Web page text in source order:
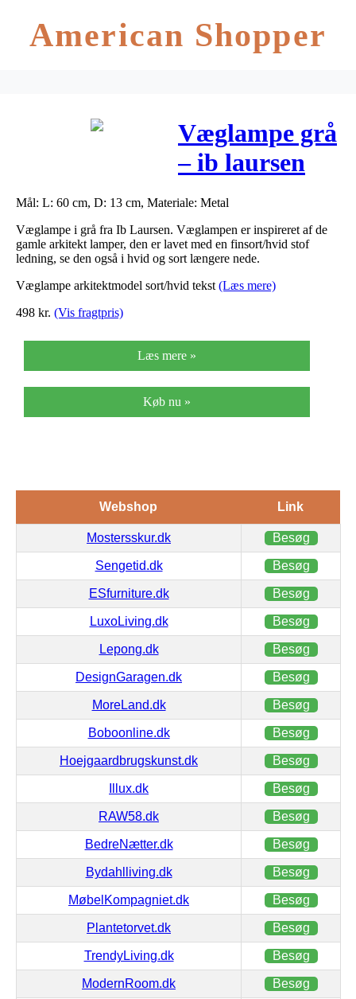
American Shopper
Væglampe grå
– ib laursen
arkitektmodel
Mål: L: 60 cm, D: 13 cm, Materiale: Metal
Væglampe i grå fra Ib Laursen. Væglampen er inspireret af de
gamle arkitekt lamper, den er lavet med en finsort/hvid stof
ledning, se den også i hvid og sort længere nede.
Væglampe arkitektmodel sort/hvid tekst (Læs mere)
498 kr. (Vis fragtpris)
Læs mere »
Køb nu »
Webshop Link
Mostersskur.dk Besøg
Sengetid.dk Besøg
ESfurniture.dk Besøg
LuxoLiving.dk Besøg
Lepong.dk Besøg
DesignGaragen.dk Besøg
MoreLand.dk Besøg
Boboonline.dk Besøg
Hoejgaardbrugskunst.dk Besøg
Illux.dk Besøg
RAW58.dk Besøg
BedreNætter.dk Besøg
Bydahlliving.dk Besøg
MøbelKompagniet.dk Besøg
Plantetorvet.dk Besøg
TrendyLiving.dk Besøg
ModernRoom.dk Besøg